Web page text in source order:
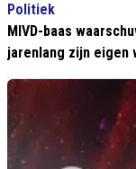
Politiek
MIVD-baas
jarenlang zijn eigen